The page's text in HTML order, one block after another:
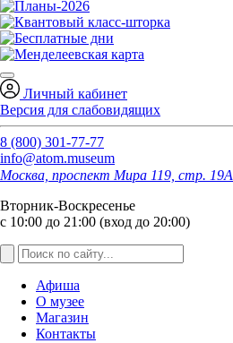
Личный кабинет
Версия для слабовидящих
8 (800) 301-77-77
info@atom.museum
Москва, проспект Мира 119, стр. 19А
Вторник-Воскресенье
с 10:00 до 21:00 (вход до 20:00)
Афиша
О музее
Магазин
Контакты